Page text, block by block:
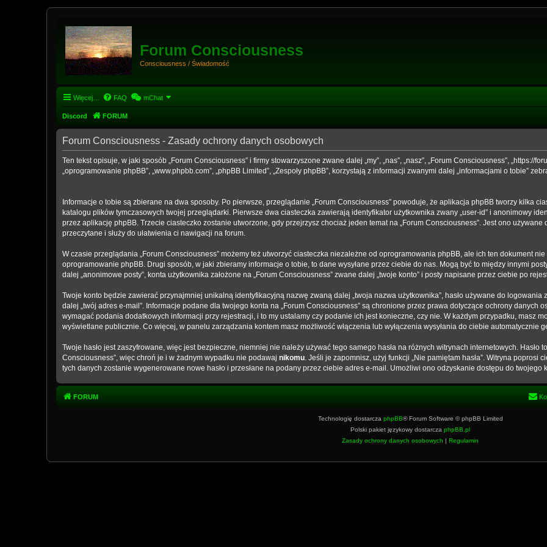
Forum Consciousness
Consciousness / Świadomość
Więcej… FAQ mChat
Discord FORUM
Forum Consciousness - Zasady ochrony danych osobowych
Ten tekst opisuje, w jaki sposób „Forum Consciousness” i firmy stowarzyszone zwane dalej „my”, „nas”, „nasz”, „Forum Consciousness”, „https://
„oprogramowanie phpBB”, „www.phpbb.com”, „phpBB Limited”, „Zespoły phpBB”, korzystają z informacji zwanymi dalej „informacjami o tobie”
Informacje o tobie są zbierane na dwa sposoby. Po pierwsze, przeglądanie „Forum Consciousness” powoduje, że aplikacja phpBB tworzy kilka
katalogu plików tymczasowych twojej przeglądarki. Pierwsze dwa ciasteczka zawierają identyfikator użytkownika zwany „user-id” i anonimowy
przez aplikację phpBB. Trzecie ciasteczko zostanie utworzone, gdy przejrzysz chociaż jeden temat na „Forum Consciousness”. Jest ono
przeczytane i służy do ułatwienia ci nawigacji na forum.
W czasie przeglądania „Forum Consciousness” możemy też utworzyć ciasteczka niezależne od oprogramowania phpBB, ale ich ten dokument
oprogramowanie phpBB. Drugi sposób, w jaki zbieramy informacje o tobie, to dane wysyłane przez ciebie do nas. Mogą być to między innymi
dalej „anonimowe posty”, konta użytkownika założone na „Forum Consciousness” zwane dalej „twoje konto” i posty napisane przez ciebie po
Twoje konto będzie zawierać przynajmniej unikalną identyfikacyjną nazwę zwaną dalej „twoja nazwa użytkownika”, hasło używane do logowania
dalej „twój adres e-mail”. Informacje podane dla twojego konta na „Forum Consciousness” są chronione przez prawa dotyczące ochrony danych
wymagać podania dodatkowych informacji przy rejestracji, i to my ustalamy czy podanie ich jest konieczne, czy nie. W każdym przypadku, masz
wyświetlane publicznie. Co więcej, w panelu zarządzania kontem masz możliwość włączenia lub wyłączenia wysyłania do ciebie automatycznie
Twoje hasło jest zaszyfrowane, więc jest bezpieczne, niemniej nie należy używać tego samego hasła na różnych witrynach internetowych. Hasło
Consciousness”, więc chroń je i w żadnym wypadku nie podawaj nikomu. Jeśli je zapomnisz, użyj funkcji „Nie pamiętam hasła”. Witryna
tych danych zostanie wygenerowane nowe hasło i przesłane na podany przez ciebie adres e-mail. Umożliwi ono odzyskanie dostępu do twojego
FORUM
Technologię dostarcza phpBB® Forum Software © phpBB Limited
Polski pakiet językowy dostarcza phpBB.pl
Zasady ochrony danych osobowych | Regulamin